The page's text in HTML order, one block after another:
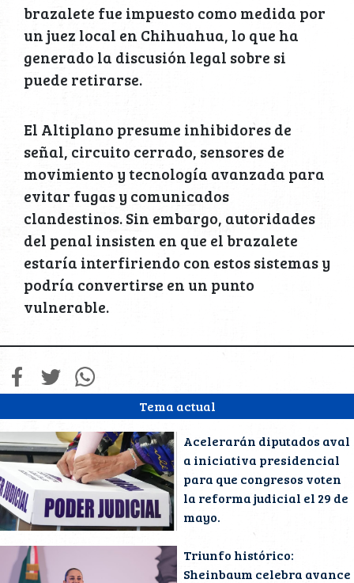
Tema actual
Acelerarán diputados aval
a iniciativa presidencial
para que congresos voten
la reforma judicial el 29 de
mayo.
Triunfo histórico:
Sheinbaum celebra avance
brazalete fue impuesto como medida por
un juez local en Chihuahua, lo que ha
generado la discusión legal sobre si
puede retirarse.
El Altiplano presume inhibidores de
señal, circuito cerrado, sensores de
movimiento y tecnología avanzada para
evitar fugas y comunicados
clandestinos. Sin embargo, autoridades
del penal insisten en que el brazalete
estaría interfiriendo con estos sistemas y
podría convertirse en un punto
vulnerable.